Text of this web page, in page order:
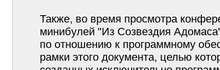
Также, во время просмотра
минибулей "Из Созвездия
по отношению к программному
рамки этого документа, целью